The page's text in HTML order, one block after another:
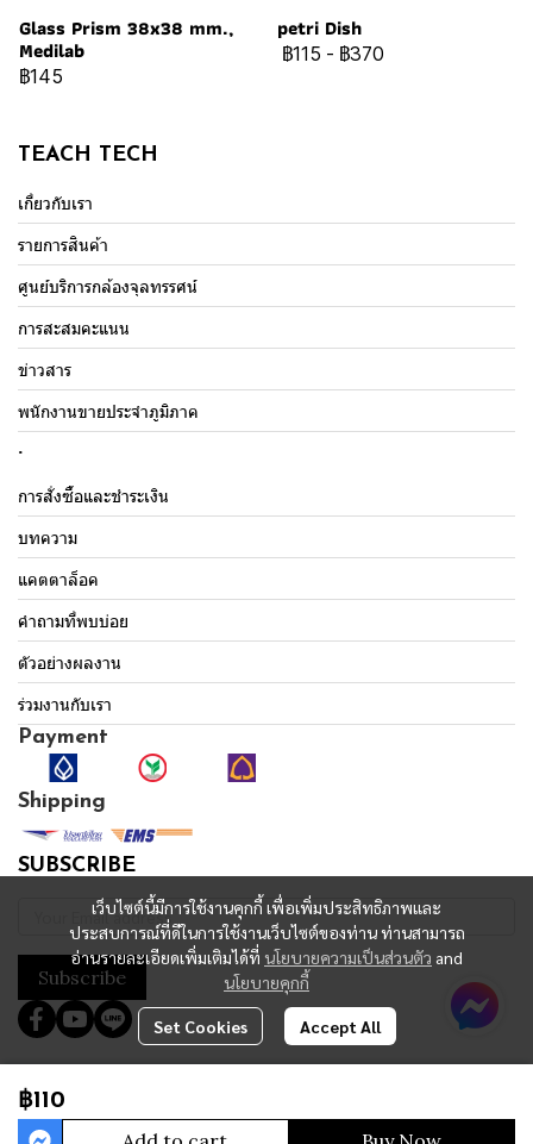
Glass Prism 38x38 mm.,
Medilab
฿145
petri Dish
฿115 - ฿370
฿110
เว็บไซต์นี้มีการใช้งานคุกกี้ เพื่อเพิ่มประสิทธิภาพและ
ประสบการณ์ที่ดีในการใช้งานเว็บไซต์ของท่าน ท่านสามารถ
อ่านรายละเอียดเพิ่มเติมได้ที่ นโยบายความเป็นส่วนตัว and
นโยบายคุกกี้
Set Cookies Accept All
TEACH TECH
เกี่ยวกับเรา
รายการสินค้า
ศูนย์บริการกล้องจุลทรรศน์
การสะสมคะแนน
ข่าวสาร
พนักงานขายประจำภูมิภาค
.
การสั่งซื้อและชำระเงิน
บทความ
แคตตาล็อค
คำถามที่พบบ่อย
ตัวอย่างผลงาน
ร่วมงานกับเรา
Payment
Shipping
SUBSCRIBE
Subscribe
Today Visitor864